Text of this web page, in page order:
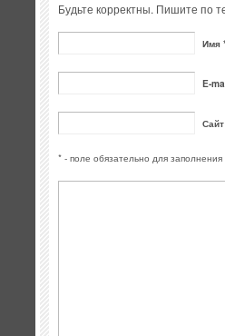
Будьте корректны. Пишите по
Имя
E-
* - поле обязательно для заполнения